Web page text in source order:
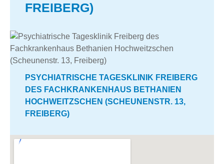
FREIBERG)
PSYCHIATRISCHE TAGESKLINIK FREIBERG
DES FACHKRANKENHAUS BETHANIEN
HOCHWEITZSCHEN (SCHEUNENSTR. 13,
FREIBERG)